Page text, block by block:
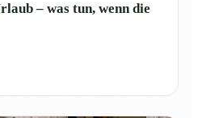
– was tun, wenn die